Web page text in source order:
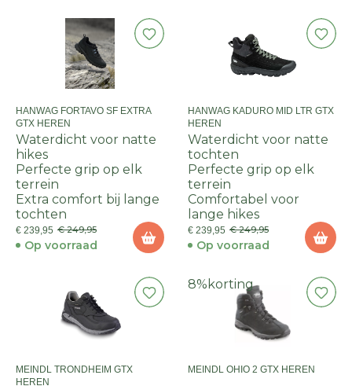
HANWAG FORTAVO SF EXTRA
GTX HEREN
Waterdicht voor natte
hikes
Perfecte grip op elk
terrein
Extra comfort bij lange
tochten
€ 239,95 € 249,95
Op voorraad
HANWAG KADURO MID LTR GTX
HEREN
Waterdicht voor natte
tochten
Perfecte grip op elk
terrein
Comfortabel voor
lange hikes
€ 239,95 € 249,95
Op voorraad
MEINDL TRONDHEIM GTX
HEREN
8% korting
MEINDL OHIO 2 GTX HEREN